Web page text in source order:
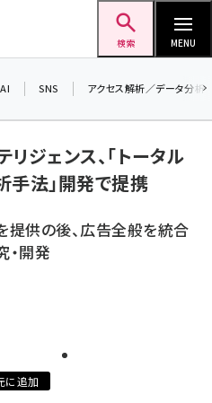
検索 MENU
AI SNS アクセス解析／データ分析
ジェンス、「トータル
手法」開発で提携
供の後、広告全般を統合
・開発
に追加